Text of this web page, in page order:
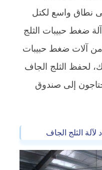
نطاق واسع لكتل
ضغط حبيبات الثلج
من آلات ضغط حبيبات
لحفظ الثلج الجاف
إلى صندوق